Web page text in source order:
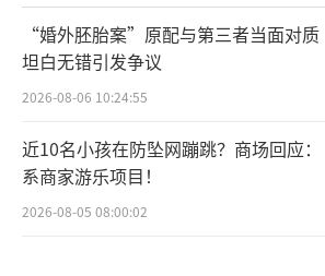
“婚外胚胎案”原配与第三者当面对质
坦白无错引发争议
2026-08-06 10:24:55
近10名小孩在防坠网蹦跳？商场回应：
系商家游乐项目！
2026-08-05 08:00:02